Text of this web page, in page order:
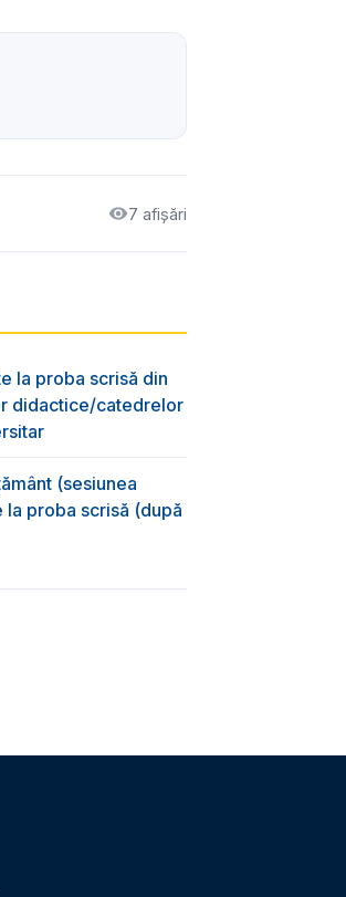
7 afișări
la proba scrisă din
didactice/catedrelor
(sesiunea
proba scrisă (după